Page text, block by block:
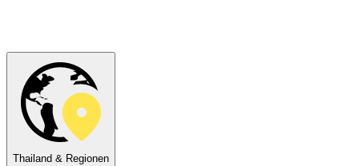
Thailand & Regionen